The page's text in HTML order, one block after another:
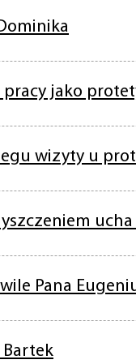
jako
wizyty u
Pana
Bartek